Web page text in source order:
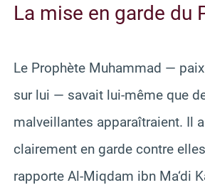
La mise en garde du
Le Prophète Muhammad —
sur lui — savait lui-même que
malveillantes apparaîtraient. Il
clairement en garde contre
rapporte Al-Miqdam ibn Ma‘di